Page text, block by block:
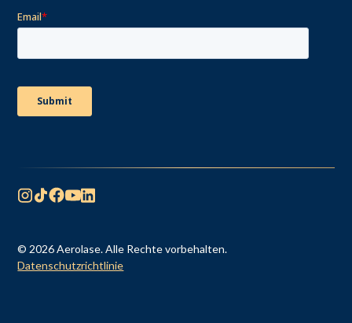
© 2026 Aerolase. Alle Rechte vorbehalten.
Datenschutzrichtlinie